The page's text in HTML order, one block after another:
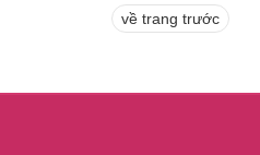
về trang trước